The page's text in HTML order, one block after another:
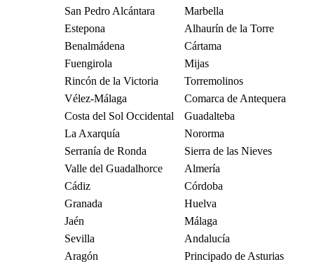
San Pedro Alcántara
Marbella
Estepona
Alhaurín de la Torre
Benalmádena
Cártama
Fuengirola
Mijas
Rincón de la Victoria
Torremolinos
Vélez-Málaga
Comarca de Antequera
Costa del Sol Occidental
Guadalteba
La Axarquía
Nororma
Serranía de Ronda
Sierra de las Nieves
Valle del Guadalhorce
Almería
Cádiz
Córdoba
Granada
Huelva
Jaén
Málaga
Sevilla
Andalucía
Aragón
Principado de Asturias